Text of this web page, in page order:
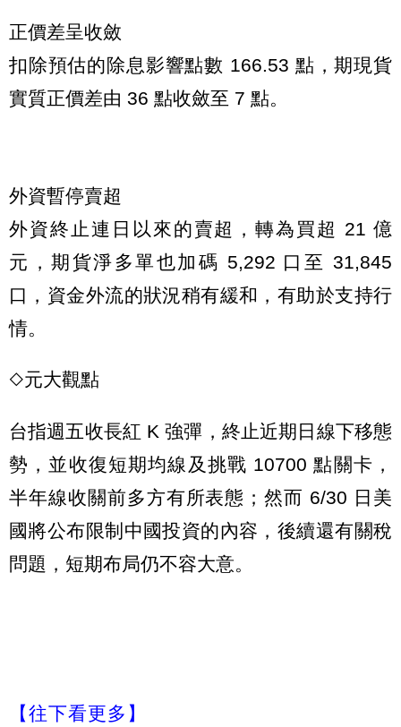
正價差呈收斂
扣除預估的除息影響點數 166.53 點，期現貨
實質正價差由 36 點收斂至 7 點。
外資暫停賣超
外資終止連日以來的賣超，轉為買超 21 億
元，期貨淨多單也加碼 5,292 口至 31,845
口，資金外流的狀況稍有緩和，有助於支持行
情。
◇元大觀點
台指週五收長紅 K 強彈，終止近期日線下移態
勢，並收復短期均線及挑戰 10700 點關卡，
半年線收關前多方有所表態；然而 6/30 日美
國將公布限制中國投資的內容，後續還有關稅
問題，短期布局仍不容大意。
【往下看更多】